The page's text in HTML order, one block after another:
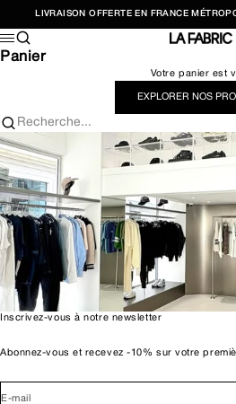
LIVRAISON OFFERTE EN FRANCE
LA
Menu
Recherche
Panier
Votre panier est
EXPLORER NOS
Recherche...
Inscrivez-vous à notre newsletter
Abonnez-vous et recevez -10% sur votre
E-mail